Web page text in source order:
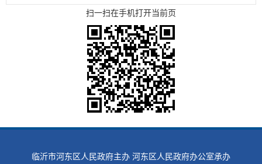
扫一扫在手机打开当前页
临沂市河东区人民政府主办 河东区人民政府办公室承办